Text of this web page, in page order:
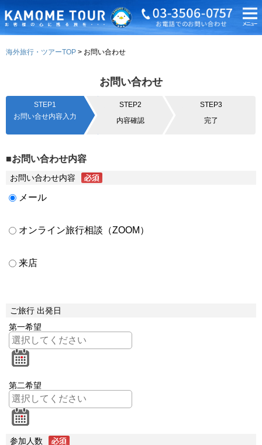
海外旅行・ツアーTOP お問い合わせ
お問い合わせ
STEP1
お問い合せ内容入力
STEP2
内容確認
STEP3
完了
■お問い合わせ内容
お問い合わせ内容
メール
オンライン旅行相談（ZOOM）
来店
ご旅行 出発日
第一希望
第二希望
参加人数